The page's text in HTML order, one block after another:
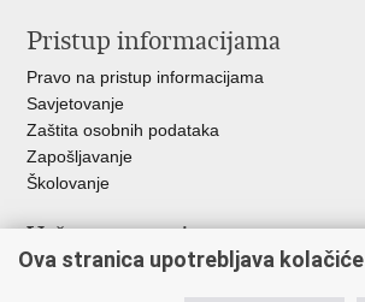
Pristup informacijama
Pravo na pristup informacijama
Savjetovanje
Zaštita osobnih podataka
Zapošljavanje
Školovanje
Važne poveznice
Ministarstvo unutarnjih poslova
Ova stranica upotrebljava kolačiće